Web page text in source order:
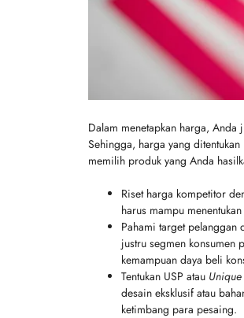
Dalam menetapkan harga,
Sehingga, harga yang
memilih produk yang Anda
Riset harga kompetitor
harus mampu
Pahami target pelanggan
justru segmen konsumen
kemampuan daya beli
Tentukan USP atau
desain eksklusif atau
ketimbang para pesaing.